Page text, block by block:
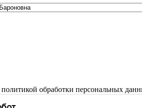
политикой обработки персональных